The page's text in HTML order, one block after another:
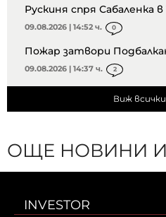
Рускиня спря Сабаленка
09.08.2026 | 14:52 ч. 0
Пожар затвори
09.08.2026 | 14:37 ч. 2
Виж
ОЩЕ НОВИНИ И
INVESTOR